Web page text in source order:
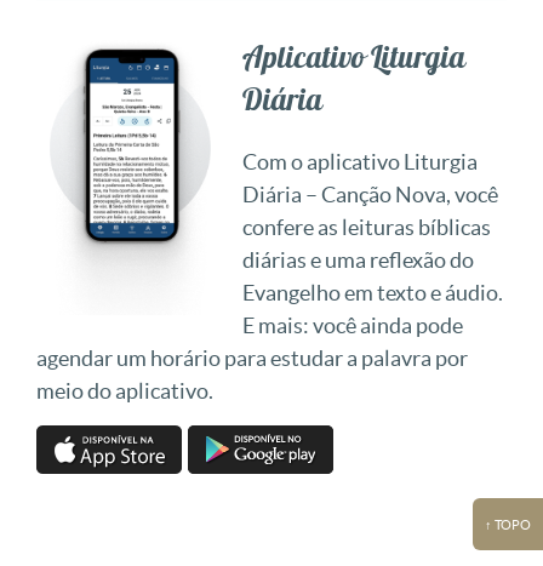
Aplicativo Liturgia
Diária
Com o aplicativo Liturgia
Diária – Canção Nova, você
confere as leituras bíblicas
diárias e uma reflexão do
Evangelho em texto e áudio.
E mais: você ainda pode
agendar um horário para estudar a palavra por
meio do aplicativo.
↑ TOPO